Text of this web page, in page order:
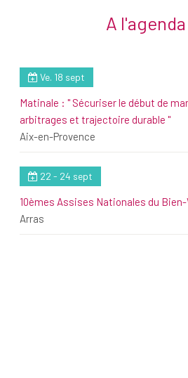
A l'agenda
Ve. 18 sept
Matinale : " Sécuriser le début de
arbitrages et trajectoire durable "
Aix-en-Provence
22 - 24 sept
10èmes Assises Nationales du
Arras